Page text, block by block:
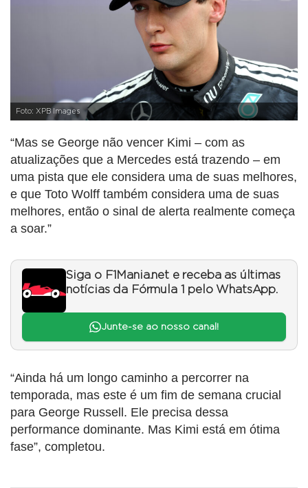
Foto: XPB Images
“Mas se George não vencer Kimi – com as
atualizações que a Mercedes está trazendo – em
uma pista que ele considera uma de suas melhores,
e que Toto Wolff também considera uma de suas
melhores, então o sinal de alerta realmente começa
a soar.”
Siga o F1Mania.net e receba as últimas
notícias da Fórmula 1 pelo WhatsApp.
Junte-se ao nosso canal!
“Ainda há um longo caminho a percorrer na
temporada, mas este é um fim de semana crucial
para George Russell. Ele precisa dessa
performance dominante. Mas Kimi está em ótima
fase”, completou.